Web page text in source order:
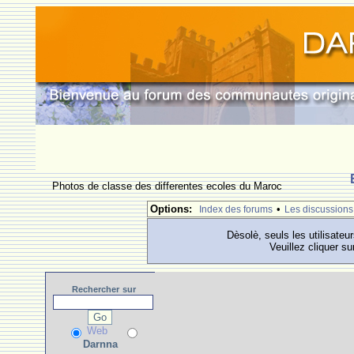
Photos de classe des differentes ecoles du Maroc
Options:
Index des forums • Les discussions
Dèsolè, seuls les
Veuillez cliquer
Rechercher sur
Web
Darnna